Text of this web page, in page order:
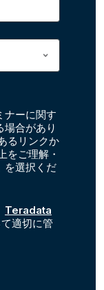
ナーに関す
場合があり
るリンクか
をご理解・
を選択くだ
Teradata
適切に管